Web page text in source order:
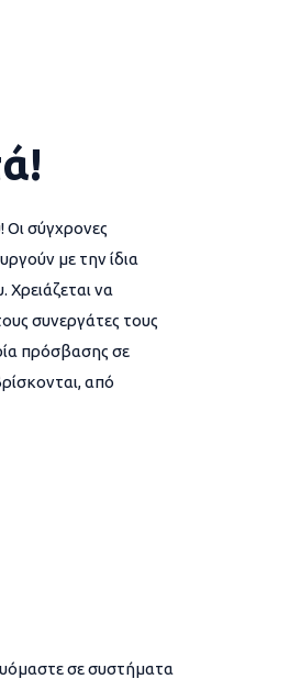
Οι σύγχρονες
με την ίδια
να
συνεργάτες τους
πρόσβασης σε
από
σε συστήματα